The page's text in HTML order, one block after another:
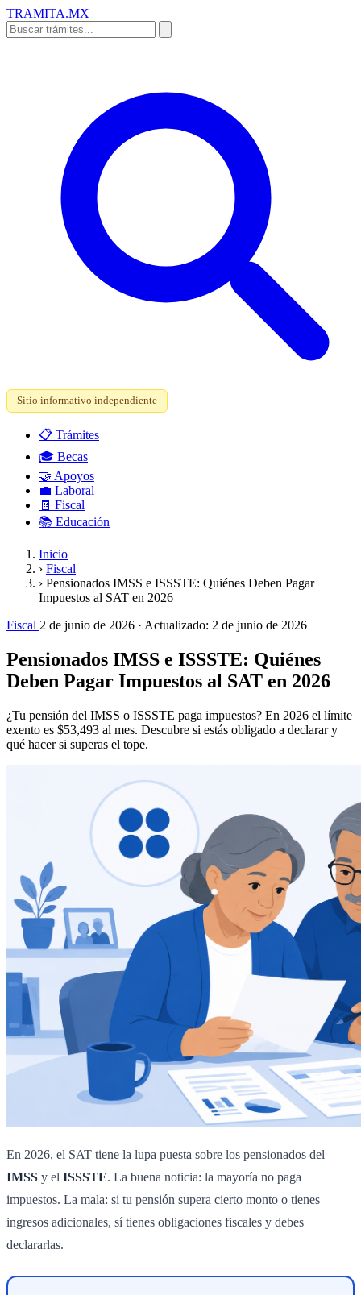
TRAMITA.MX
Sitio informativo independiente
📋 Trámites
🎓 Becas
🤝 Apoyos
💼 Laboral
🧾 Fiscal
📚 Educación
Inicio
› Fiscal
› Pensionados IMSS e ISSSTE: Quiénes Deben Pagar
Impuestos al SAT en 2026
Fiscal 2 de junio de 2026 · Actualizado: 2 de junio de 2026
Pensionados IMSS e ISSSTE: Quiénes
Deben Pagar Impuestos al SAT en 2026
¿Tu pensión del IMSS o ISSSTE paga impuestos? En 2026 el límite
exento es $53,493 al mes. Descubre si estás obligado a declarar y
qué hacer si superas el tope.
En 2026, el SAT tiene la lupa puesta sobre los pensionados del
IMSS y el ISSSTE. La buena noticia: la mayoría no paga
impuestos. La mala: si tu pensión supera cierto monto o tienes
ingresos adicionales, sí tienes obligaciones fiscales y debes
declararlas.